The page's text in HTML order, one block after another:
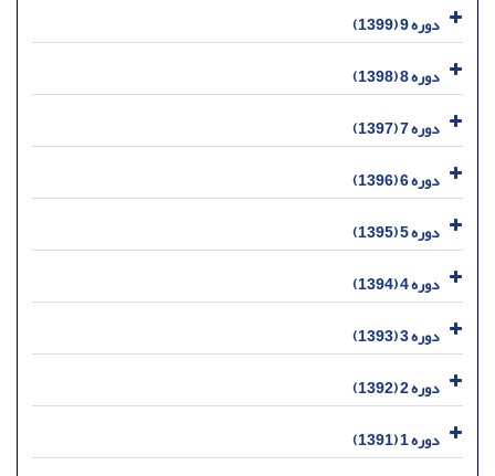
دوره 9 (1399)
دوره 8 (1398)
دوره 7 (1397)
دوره 6 (1396)
دوره 5 (1395)
دوره 4 (1394)
دوره 3 (1393)
دوره 2 (1392)
دوره 1 (1391)